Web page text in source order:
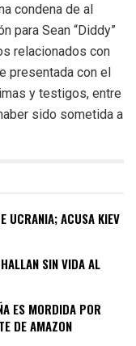
condena de al
para Sean “Diddy”
relacionados con
presentada con el
y testigos, entre
sido sometida a
UCRANIA; ACUSA KIEV
SIN VIDA AL
ES MORDIDA POR
DE AMAZON